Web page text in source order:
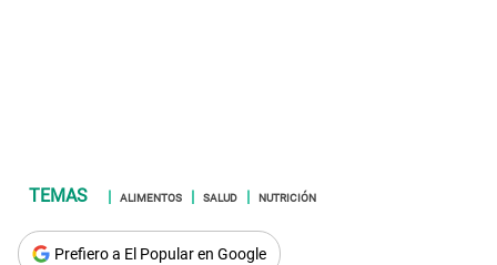
ALIMENTOS SALUD NUTRICIÓN
Prefiero a El Popular en Google